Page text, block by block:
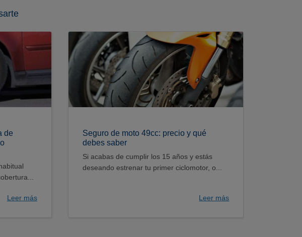
de
Leer más
Seguro de moto 49cc: precio y qué
debes saber
Si acabas de cumplir los 15 años y estás
deseando estrenar tu primer ciclomotor, o...
Leer más